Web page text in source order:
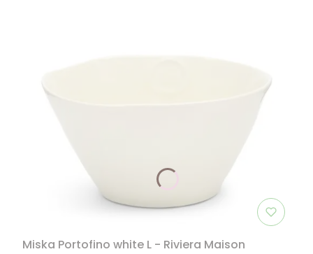
Miska Portofino white L - Riviera Maison